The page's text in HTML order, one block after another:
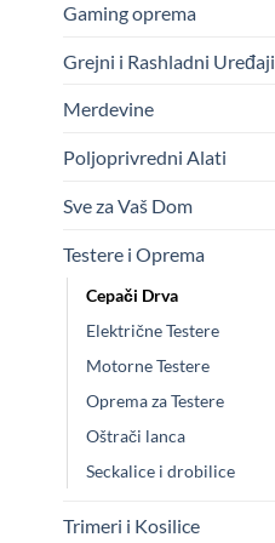
Gaming oprema
Grejni i Rashladni Uređaji
Merdevine
Poljoprivredni Alati
Sve za Vaš Dom
Testere i Oprema
Cepači Drva
Električne Testere
Motorne Testere
Oprema za Testere
Oštrači lanca
Seckalice i drobilice
Trimeri i Kosilice